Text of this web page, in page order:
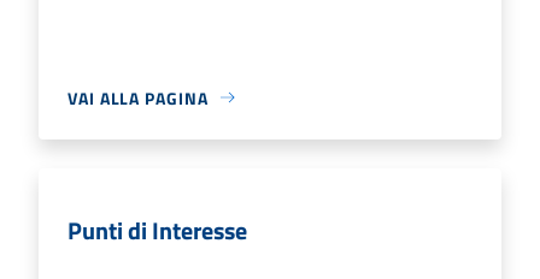
VAI ALLA PAGINA
Punti di Interesse